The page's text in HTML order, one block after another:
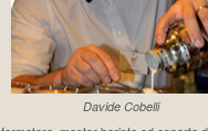
Davide Cobelli